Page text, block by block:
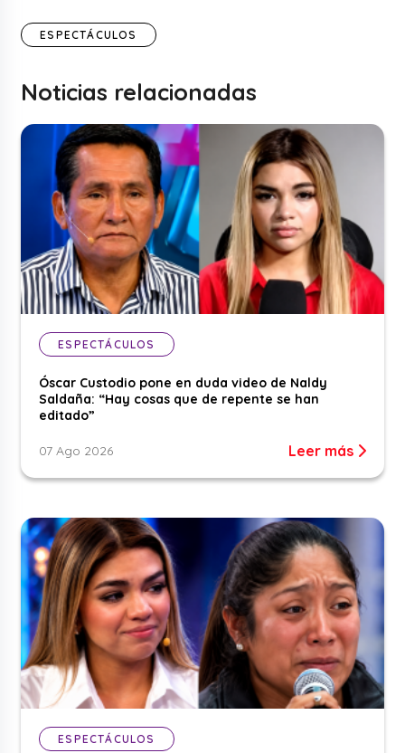
ESPECTÁCULOS
Noticias relacionadas
ESPECTÁCULOS
Óscar Custodio pone en duda video de Naldy
Saldaña: “Hay cosas que de repente se han
editado”
07 Ago 2026 Leer más
ESPECTÁCULOS